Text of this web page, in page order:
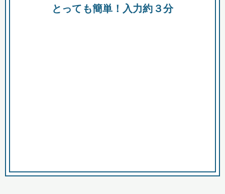
助成金 融資 出資
とっても簡単！入力約３分